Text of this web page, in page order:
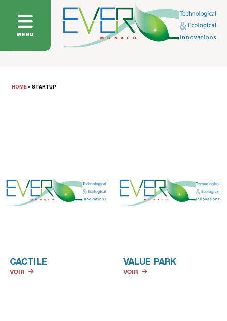
MENU
HOME» STARTUP
CACTILE
VOIR
VALUE PARK
VOIR